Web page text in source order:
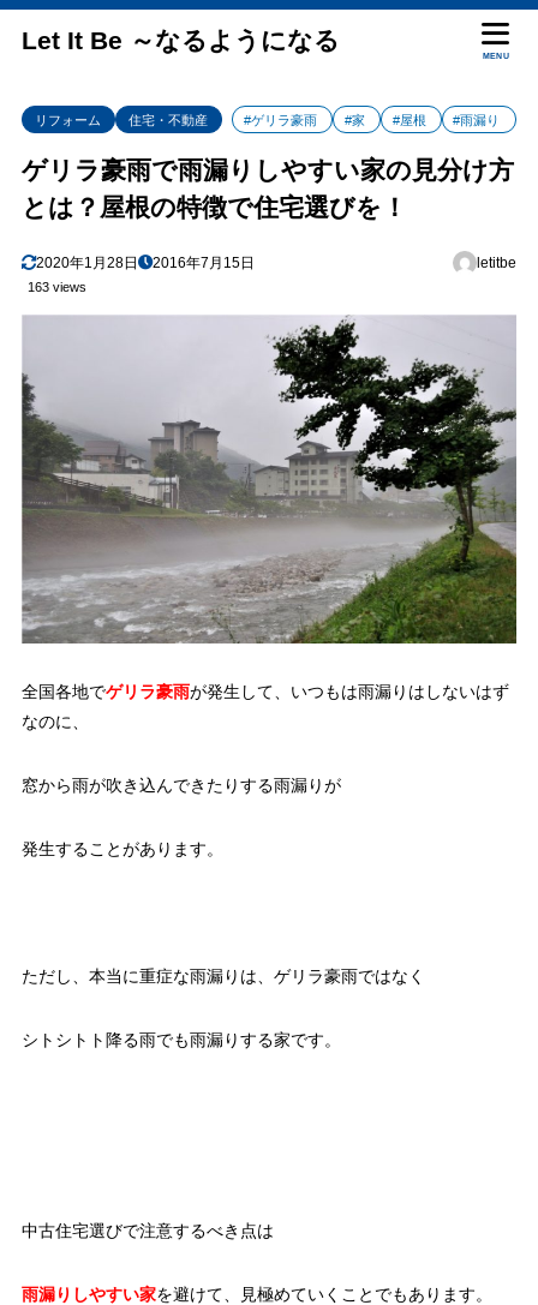
Let It Be ～なるようになる
MENU
リフォーム 住宅・不動産 #ゲリラ豪雨 #家 #屋根 #雨漏り
ゲリラ豪雨で雨漏りしやすい家の見分け方
とは？屋根の特徴で住宅選びを！
2020年1月28日 2016年7月15日 letitbe
163 views
全国各地でゲリラ豪雨が発生して、いつもは雨漏りはしないはず
なのに、
窓から雨が吹き込んできたりする雨漏りが
発生することがあります。
ただし、本当に重症な雨漏りは、ゲリラ豪雨ではなく
シトシトト降る雨でも雨漏りする家です。
中古住宅選びで注意するべき点は
雨漏りしやすい家を避けて、見極めていくことでもあります。